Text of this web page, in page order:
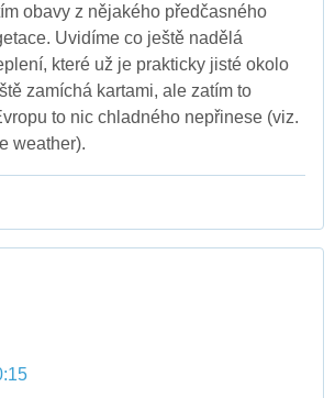
obavy z nějakého předčasného
Uvidíme co ještě nadělá
které už je prakticky jisté okolo
zamíchá kartami, ale zatím to
to nic chladného nepřinese (viz.
weather).